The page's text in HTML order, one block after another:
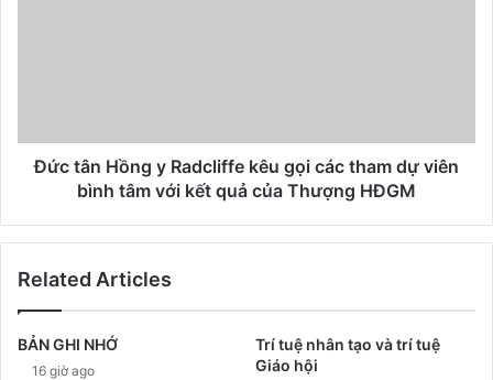
Đức tân Hồng y Radcliffe kêu gọi các tham dự viên
bình tâm với kết quả của Thượng HĐGM
Related Articles
BẢN GHI NHỚ
16 giờ ago
Trí tuệ nhân tạo và trí tuệ
Giáo hội